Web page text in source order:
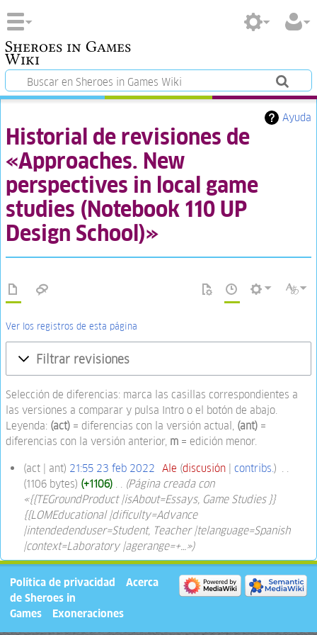
Sheroes in Games
Wiki
Ayuda
Historial de revisiones de
«Approaches. New
perspectives in local game
studies (Notebook 110 UP
Design School)»
Ver los registros de esta página
Filtrar revisiones
Selección de diferencias: marca las casillas correspondientes a
las versiones a comparar y pulsa Intro o el botón de abajo.
Leyenda: (act)= diferencias con la versión actual, (ant)=
diferencias con la versión anterior, m= edición menor.
act ant 21:55 23 feb 2022 Ale discusión contribs.
1106 bytes
+1106
Página creada con
«{{TEGroundProduct |isAbout=Essays, Game Studies }}
{{LOMEducational |dificulty=Advance
|intendedenduser=Student, Teacher |telanguage=Spanish
|context=Laboratory |agerange=+…»
Política de privacidad
Acerca
de Sheroes in
Games
Exoneraciones